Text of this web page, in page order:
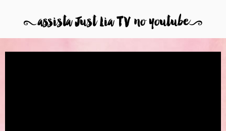
8assista Just Lia TV no youtube9